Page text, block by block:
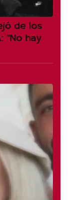
de los
"No hay